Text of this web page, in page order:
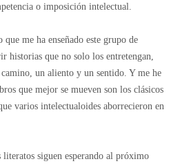
o imposición intelectual.
me ha enseñado este grupo de
historias que no solo los entretengan,
un aliento y un sentido. Y me he
que mejor se mueven son los clásicos
varios intelectualoides aborrecieron en
siguen esperando al próximo